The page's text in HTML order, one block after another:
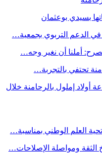
بسيدي بوعثمان
في الدعم التربوي بجمعية…
أملنا أن نغير وجه…
تحتفي بالتجربة…
إملول بالرحامنة خلال
العلم الوطني بمناسبة…
الثقة ومواصلة الإصلاحات…